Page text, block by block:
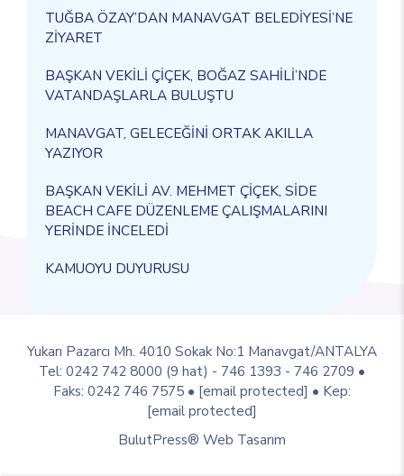
TUĞBA ÖZAY’DAN MANAVGAT BELEDİYESİ’NE
ZİYARET
BAŞKAN VEKİLİ ÇİÇEK, BOĞAZ SAHİLİ’NDE
VATANDAŞLARLA BULUŞTU
MANAVGAT, GELECEĞİNİ ORTAK AKILLA
YAZIYOR
BAŞKAN VEKİLİ AV. MEHMET ÇİÇEK, SİDE
BEACH CAFE DÜZENLEME ÇALIŞMALARINI
YERİNDE İNCELEDİ
KAMUOYU DUYURUSU
Yukarı Pazarcı Mh. 4010 Sokak No:1 Manavgat/ANTALYA
Tel: 0242 742 8000 (9 hat) - 746 1393 - 746 2709 •
Faks: 0242 746 7575 • [email protected] • Kep:
[email protected]
BulutPress® Web Tasarım